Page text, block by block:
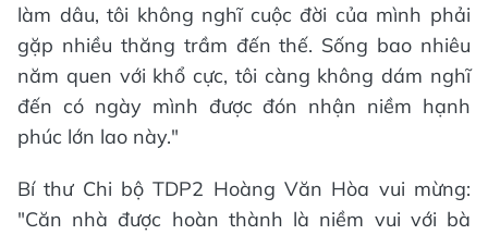
làm dâu, tôi không nghĩ cuộc đời của mình phải
gặp nhiều thăng trầm đến thế. Sống bao nhiêu
năm quen với khổ cực, tôi càng không dám nghĩ
đến có ngày mình được đón nhận niềm hạnh
phúc lớn lao này."
Bí thư Chi bộ TDP2 Hoàng Văn Hòa vui mừng:
"Căn nhà được hoàn thành là niềm vui với bà